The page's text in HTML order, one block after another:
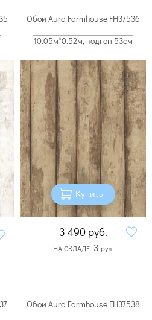
Обои Aura Farmhouse FH37536
10.05м*0.52м, подгон 53см
Купить
3 490 руб.
НА СКЛАДЕ: 3 рул.
Обои Aura Farmhouse FH37538